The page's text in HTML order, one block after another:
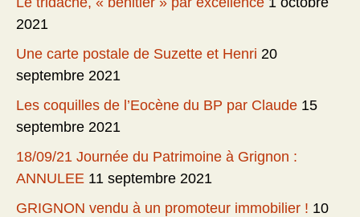
2021
Une carte postale de Suzette et Henri 20
septembre 2021
Les coquilles de l’Eocène du BP par Claude 15
septembre 2021
18/09/21 Journée du Patrimoine à Grignon :
ANNULEE 11 septembre 2021
GRIGNON vendu à un promoteur immobilier ! 10